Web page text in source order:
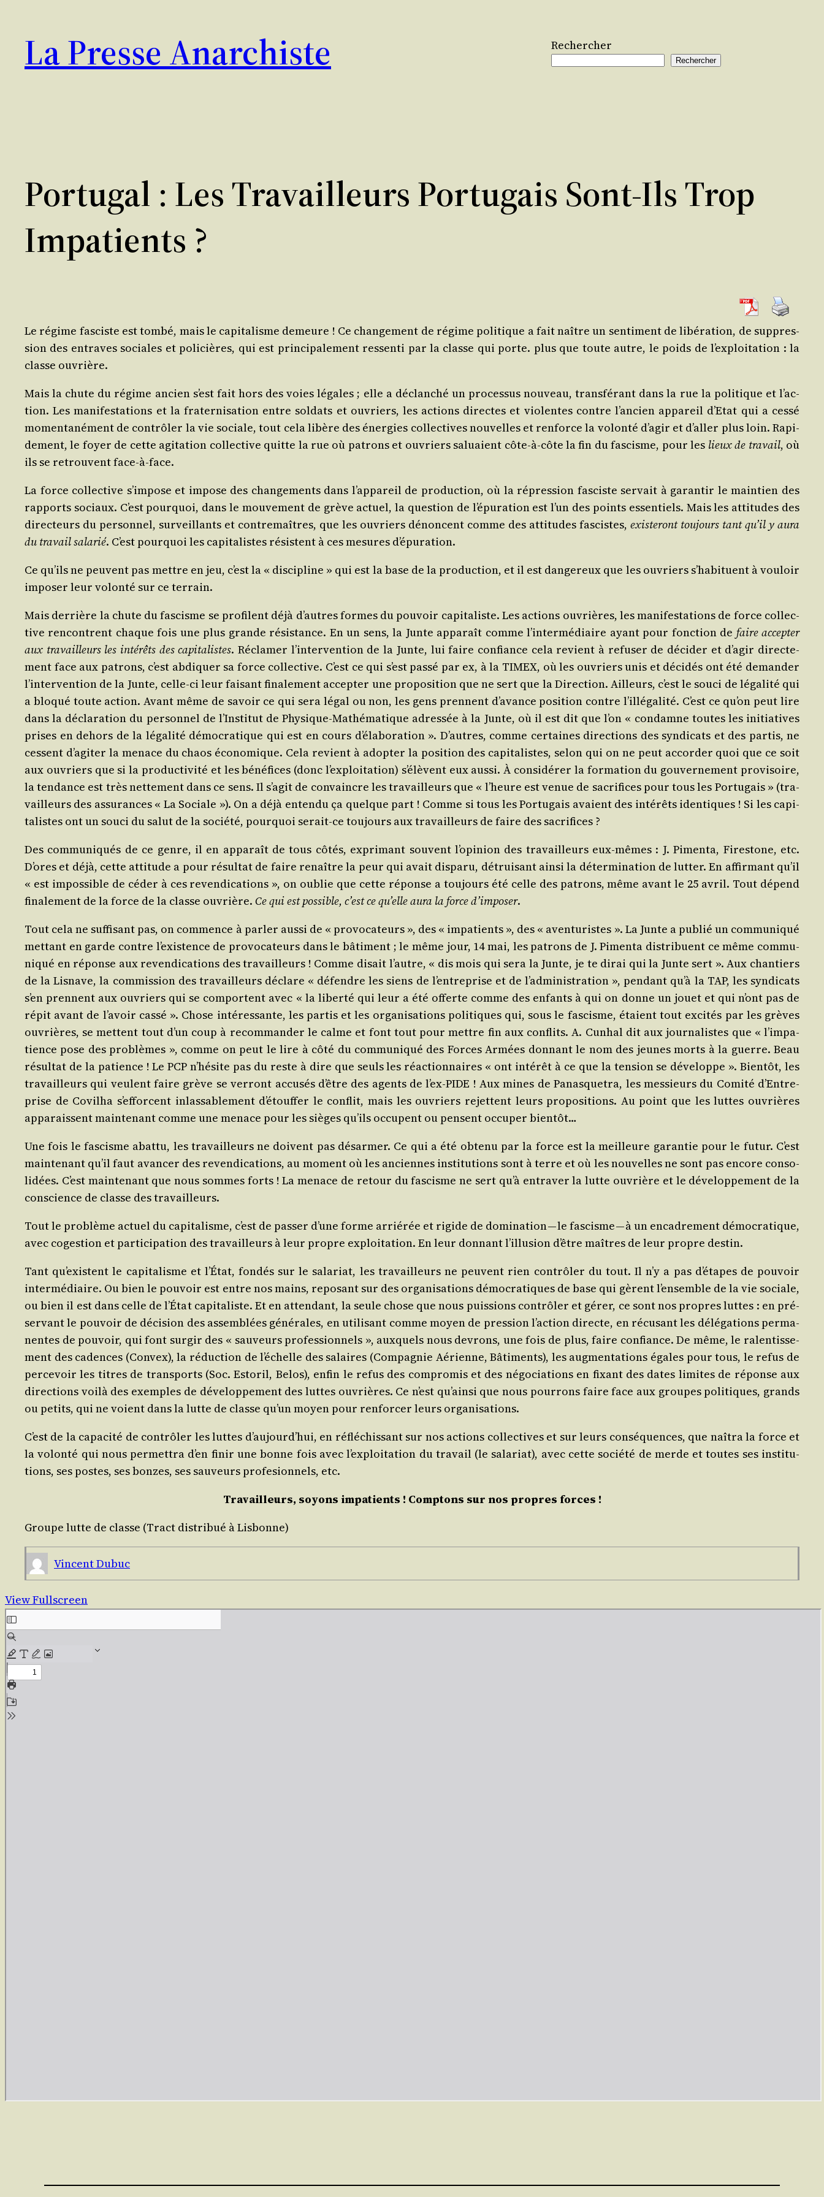
contenu
La Presse Anarchiste Rechercher
Rechercher
Portugal : Les Travailleurs Portugais Sont-Ils Trop
Impatients ?
Le régime fas­ciste est tom­bé, mais le capi­ta­lisme demeure ! Ce chan­ge­ment de régime poli­tique a fait naître un sen­ti­ment de libé­ra­tion, de sup­pres­
sion des entraves sociales et poli­cières, qui est prin­ci­pa­le­ment res­sen­ti par la classe qui porte. plus que toute autre, le poids de l’ex­ploi­ta­tion : la
classe ouvrière.
Mais la chute du régime ancien s’est fait hors des voies légales ; elle a déclan­ché un pro­ces­sus nou­veau, trans­fé­rant dans la rue la poli­tique et l’ac­
tion. Les mani­fes­ta­tions et la fra­ter­ni­sa­tion entre sol­dats et ouvriers, les actions directes et vio­lentes contre l’an­cien appa­reil d’E­tat qui a ces­sé
momen­ta­né­ment de contrô­ler la vie sociale, tout cela libère des éner­gies col­lec­tives nou­velles et ren­force la volon­té d’a­gir et d’al­ler plus loin. Rapi­
de­ment, le foyer de cette agi­ta­tion col­lec­tive quitte la rue où patrons et ouvriers saluaient côte-à-côte la fin du fas­cisme, pour les lieux de tra­vail, où
ils se retrouvent face-à-face.
La force col­lec­tive s’im­pose et impose des chan­ge­ments dans l’ap­pa­reil de pro­duc­tion, où la répres­sion fas­ciste ser­vait à garan­tir le main­tien des
rap­ports sociaux. C’est pour­quoi, dans le mou­ve­ment de grève actuel, la ques­tion de l’é­pu­ra­tion est l’un des points essen­tiels. Mais les atti­tudes des
direc­teurs du per­son­nel, sur­veillants et contre­maîtres, que les ouvriers dénoncent comme des atti­tudes fas­cistes, exis­te­ront tou­jours tant qu’il y aura
du tra­vail sala­rié. C’est pour­quoi les capi­ta­listes résistent à ces mesures d’épuration.
Ce qu’ils ne peuvent pas mettre en jeu, c’est la « dis­ci­pline » qui est la base de la pro­duc­tion, et il est dan­ge­reux que les ouvriers s’ha­bi­tuent à vou­loir
impo­ser leur volon­té sur ce terrain.
Mais der­rière la chute du fas­cisme se pro­filent déjà d’autres formes du pou­voir capi­ta­liste. Les actions ouvrières, les mani­fes­ta­tions de force col­lec­
tive ren­contrent chaque fois une plus grande résis­tance. En un sens, la Junte appa­raît comme l’in­ter­mé­diaire ayant pour fonc­tion de faire accep­ter
aux tra­vailleurs les inté­rêts des capi­ta­listes. Récla­mer l’in­ter­ven­tion de la Junte, lui faire confiance cela revient à refu­ser de déci­der et d’a­gir direc­te­
ment face aux patrons, c’est abdi­quer sa force col­lec­tive. C’est ce qui s’est pas­sé par ex, à la TIMEX, où les ouvriers unis et déci­dés ont été deman­der
l’in­ter­ven­tion de la Junte, celle-ci leur fai­sant fina­le­ment accep­ter une pro­po­si­tion que ne sert que la Direc­tion. Ailleurs, c’est le sou­ci de léga­li­té qui
a blo­qué toute action. Avant même de savoir ce qui sera légal ou non, les gens prennent d’a­vance posi­tion contre l’illé­ga­li­té. C’est ce qu’on peut lire
dans la décla­ra­tion du per­son­nel de l’Ins­ti­tut de Phy­sique-Mathé­ma­tique adres­sée à la Junte, où il est dit que l’on « condamne toutes les ini­tia­tives
prises en dehors de la léga­li­té démo­cra­tique qui est en cours d’é­la­bo­ra­tion ». D’autres, comme cer­taines direc­tions des syn­di­cats et des par­tis, ne
cessent d’a­gi­ter la menace du chaos éco­no­mique. Cela revient à adop­ter la posi­tion des capi­ta­listes, selon qui on ne peut accor­der quoi que ce soit
aux ouvriers que si la pro­duc­ti­vi­té et les béné­fices (donc l’ex­ploi­ta­tion) s’é­lèvent eux aus­si. À consi­dé­rer la for­ma­tion du gou­ver­ne­ment pro­vi­soire,
la ten­dance est très net­te­ment dans ce sens. Il s’a­git de convaincre les tra­vailleurs que « l’heure est venue de sacri­fices pour tous les Por­tu­gais » (tra­
vailleurs des assu­rances « La Sociale »). On a déjà enten­du ça quelque part ! Comme si tous les Por­tu­gais avaient des inté­rêts iden­tiques ! Si les capi­
ta­listes ont un sou­ci du salut de la socié­té, pour­quoi serait-ce tou­jours aux tra­vailleurs de faire des sacrifices ?
Des com­mu­ni­qués de ce genre, il en appa­raît de tous côtés, expri­mant sou­vent l’o­pi­nion des tra­vailleurs eux-mêmes : J. Pimen­ta, Fires­tone, etc.
D’ores et déjà, cette atti­tude a pour résul­tat de faire renaître la peur qui avait dis­pa­ru, détrui­sant ain­si la déter­mi­na­tion de lut­ter. En affir­mant qu’il
« est impos­sible de céder à ces reven­di­ca­tions », on oublie que cette réponse a tou­jours été celle des patrons, même avant le 25 avril. Tout dépend
fina­le­ment de la force de la classe ouvrière. Ce qui est pos­sible, c’est ce qu’elle aura la force d’im­po­ser.
Tout cela ne suf­fi­sant pas, on com­mence à par­ler aus­si de « pro­vo­ca­teurs », des « impa­tients », des « aven­tu­ristes ». La Junte a publié un com­mu­ni­qué
met­tant en garde contre l’exis­tence de pro­vo­ca­teurs dans le bâti­ment ; le même jour, 14 mai, les patrons de J. Pimen­ta dis­tri­buent ce même com­mu­
ni­qué en réponse aux reven­di­ca­tions des tra­vailleurs ! Comme disait l’autre, « dis mois qui sera la Junte, je te dirai qui la Junte sert ». Aux chan­tiers
de la Lis­nave, la com­mis­sion des tra­vailleurs déclare « défendre les siens de l’en­tre­prise et de l’ad­mi­nis­tra­tion », pen­dant qu’à la TAP, les syn­di­cats
s’en prennent aux ouvriers qui se com­portent avec « la liber­té qui leur a été offerte comme des enfants à qui on donne un jouet et qui n’ont pas de
répit avant de l’a­voir cas­sé ». Chose inté­res­sante, les par­tis et les orga­ni­sa­tions poli­tiques qui, sous le fas­cisme, étaient tout exci­tés par les grèves
ouvrières, se mettent tout d’un coup à recom­man­der le calme et font tout pour mettre fin aux conflits. A. Cun­hal dit aux jour­na­listes que « l’im­pa­
tience pose des pro­blèmes », comme on peut le lire à côté du com­mu­ni­qué des Forces Armées don­nant le nom des jeunes morts à la guerre. Beau
résul­tat de la patience ! Le PCP n’hé­site pas du reste à dire que seuls les réac­tion­naires « ont inté­rêt à ce que la ten­sion se déve­loppe ». Bien­tôt, les
tra­vailleurs qui veulent faire grève se ver­ront accu­sés d’être des agents de l’ex-PIDE ! Aux mines de Panas­que­tra, les mes­sieurs du Comi­té d’En­tre­
prise de Covil­ha s’ef­forcent inlas­sa­ble­ment d’é­touf­fer le conflit, mais les ouvriers rejettent leurs pro­po­si­tions. Au point que les luttes ouvrières
appa­raissent main­te­nant comme une menace pour les sièges qu’ils occupent ou pensent occu­per bientôt…
Une fois le fas­cisme abat­tu, les tra­vailleurs ne doivent pas désar­mer. Ce qui a été obte­nu par la force est la meilleure garan­tie pour le futur. C’est
main­te­nant qu’il faut avan­cer des reven­di­ca­tions, au moment où les anciennes ins­ti­tu­tions sont à terre et où les nou­velles ne sont pas encore conso­
li­dées. C’est main­te­nant que nous sommes forts ! La menace de retour du fas­cisme ne sert qu’à entra­ver la lutte ouvrière et le déve­lop­pe­ment de la
conscience de classe des travailleurs.
Tout le pro­blème actuel du capi­ta­lisme, c’est de pas­ser d’une forme arrié­rée et rigide de domi­na­tion — le fas­cisme — à un enca­dre­ment démo­cra­tique,
avec coges­tion et par­ti­ci­pa­tion des tra­vailleurs à leur propre exploi­ta­tion. En leur don­nant l’illu­sion d’être maîtres de leur propre destin.
Tant qu’existent le capi­ta­lisme et l’É­tat, fon­dés sur le sala­riat, les tra­vailleurs ne peuvent rien contrô­ler du tout. Il n’y a pas d’é­tapes de pou­voir
inter­mé­diaire. Ou bien le pou­voir est entre nos mains, repo­sant sur des orga­ni­sa­tions démo­cra­tiques de base qui gèrent l’en­semble de la vie sociale,
ou bien il est dans celle de l’É­tat capi­ta­liste. Et en atten­dant, la seule chose que nous puis­sions contrô­ler et gérer, ce sont nos propres luttes : en pré­
ser­vant le pou­voir de déci­sion des assem­blées géné­rales, en uti­li­sant comme moyen de pres­sion l’ac­tion directe, en récu­sant les délé­ga­tions per­ma­
nentes de pou­voir, qui font sur­gir des « sau­veurs pro­fes­sion­nels », aux­quels nous devrons, une fois de plus, faire confiance. De même, le ralen­tis­se­
ment des cadences (Convex), la réduc­tion de l’é­chelle des salaires (Com­pa­gnie Aérienne, Bâti­ments), les aug­men­ta­tions égales pour tous, le refus de
per­ce­voir les titres de trans­ports (Soc. Esto­ril, Belos), enfin le refus des com­pro­mis et des négo­cia­tions en fixant des dates limites de réponse aux
direc­tions voi­là des exemples de déve­lop­pe­ment des luttes ouvrières. Ce n’est qu’ain­si que nous pour­rons faire face aux groupes poli­tiques, grands
ou petits, qui ne voient dans la lutte de classe qu’un moyen pour ren­for­cer leurs organisations.
C’est de la capa­ci­té de contrô­ler les luttes d’au­jourd’­hui, en réflé­chis­sant sur nos actions col­lec­tives et sur leurs consé­quences, que naî­tra la force et
la volon­té qui nous per­met­tra d’en finir une bonne fois avec l’ex­ploi­ta­tion du tra­vail (le sala­riat), avec cette socié­té de merde et toutes ses ins­ti­tu­
tions, ses postes, ses bonzes, ses sau­veurs pro­fe­sion­nels, etc.
Tra­vailleurs, soyons impa­tients ! Comp­tons sur nos propres forces !
Groupe lutte de classe (Tract dis­tri­bué à Lisbonne)
Vincent Dubuc
View Fullscreen